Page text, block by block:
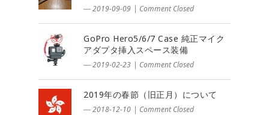
― 2019-09-09 | Comment Closed
GoPro Hero5/6/7 Case 純正マイク
アダプタ挿入スペース装備
― 2019-02-23 | Comment Closed
2019年の春節（旧正月）について
― 2018-12-10 | Comment Closed